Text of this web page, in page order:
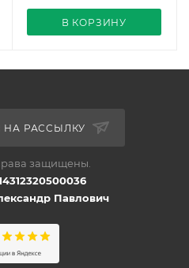
В КОРЗИНУ
РАССЫЛКУ
защищены.
Павлович